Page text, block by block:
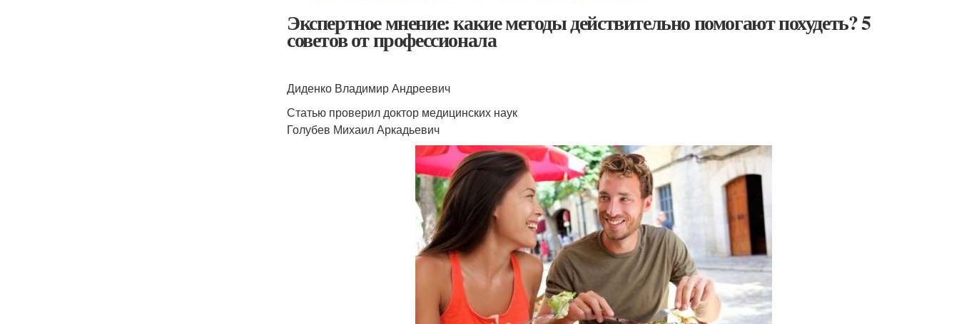
Экспертное мнение: какие методы действительно помогают похудеть? 5
советов от профессионала
Диденко Владимир Андреевич
Статью проверил доктор медицинских наук
Голубев Михаил Аркадьевич